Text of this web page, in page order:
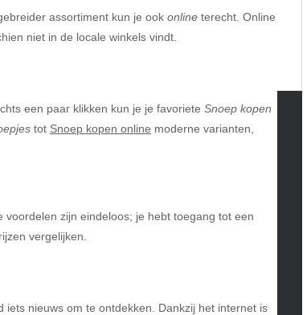
assortiment kun je ook online terecht. Online
niet in de locale winkels vindt.
een paar klikken kun je je favoriete Snoep kopen
tot Snoep kopen online moderne varianten,
voordelen zijn eindeloos; je hebt toegang tot een
vergelijken.
iets nieuws om te ontdekken. Dankzij het internet is